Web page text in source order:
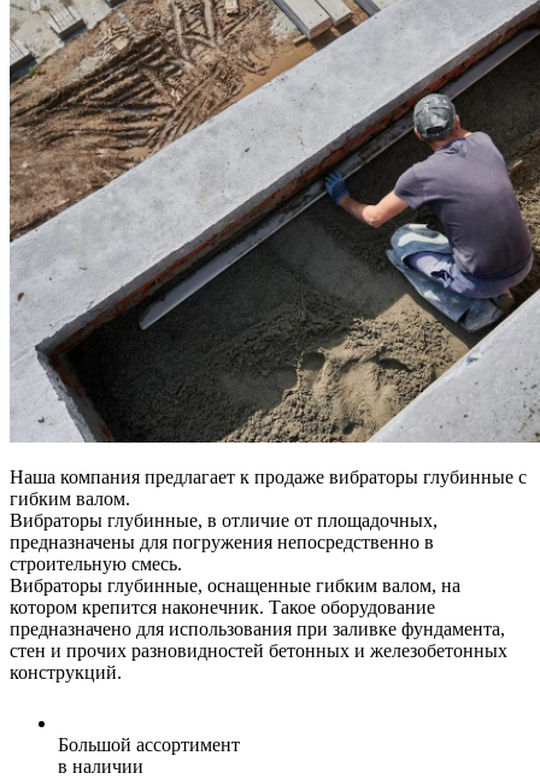
Наша компания предлагает к продаже вибраторы глубинные с
гибким валом.
Вибраторы глубинные, в отличие от площадочных,
предназначены для погружения непосредственно в
строительную смесь.
Вибраторы глубинные, оснащенные гибким валом, на
котором крепится наконечник. Такое оборудование
предназначено для использования при заливке фундамента,
стен и прочих разновидностей бетонных и железобетонных
конструкций.
Большой ассортимент
в наличии